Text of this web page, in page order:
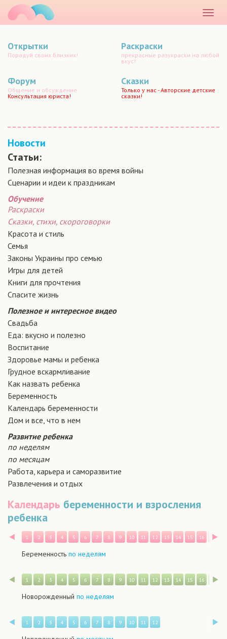
меню
Открытки
Порадуй своих близких!
Раскраски
прекрасные разукраски на любой
вкус!
Форум
Общение и обсуждение.
Консультация юриста!
Сказки
Только у нас - Авторские детские
сказки!
Новости
Статьи:
Полезная информация во время войны
Сценарии и идеи к праздникам
Обучение
Раскраски
Сказки, стихи, скороговорки
Красота и стиль
Семья
Законы Украины про семью
Игры для детей
Книги для прочтения
Спасите жизнь
Полезное и интересное видео
Свадьба
Еда: вкусно и полезно
Воспитание
Здоровье мамы и ребенка
Грудное вскармливание
Как назвать ребенка
Беременность
Календарь беременности
Дом и все, что в нем
Развитие ребенка
по неделям
по месяцам
Работа, карьера и саморазвитие
Развлечения и отдых
Календарь беременности и взросления
ребенка
Назад
1 2 3 4 5 6 7 8 9 10 11 12 13 14 15 16 17
Беременность по неделям
Назад
1 2 3 4 5 6 7 8 9 10 11 12 13 14 15 16 17
Новорожденный по неделям
Назад
1 2 3 4 5 6 7 8 9 10 11 12